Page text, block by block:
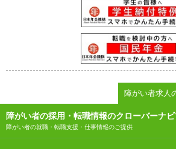
障がい者求人
障がい者の採用・転職情報のクローバーナ
障がい者の就職・転職支援・仕事情報のご提供